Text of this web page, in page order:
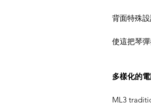
背面特殊
使這把琴
多樣化的
ML3